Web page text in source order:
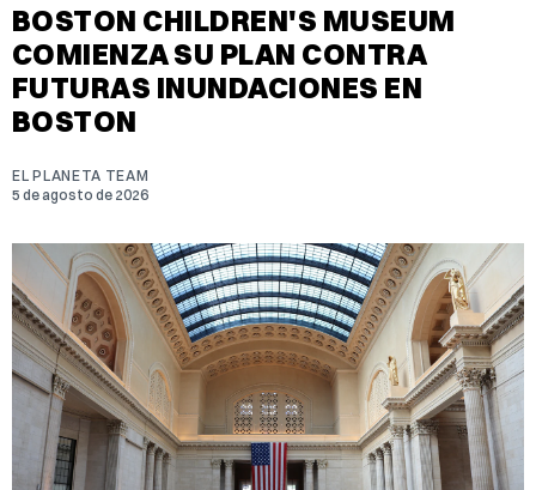
BOSTON CHILDREN'S MUSEUM
COMIENZA SU PLAN CONTRA
FUTURAS INUNDACIONES EN
BOSTON
EL PLANETA TEAM
5 de agosto de 2026